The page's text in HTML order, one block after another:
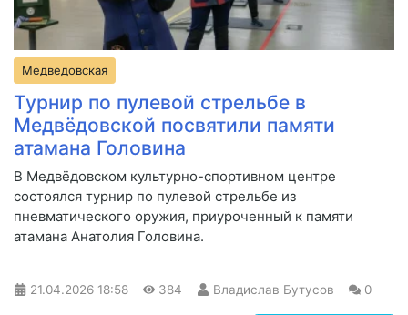
Медведовская
Турнир по пулевой стрельбе в
Медвёдовской посвятили памяти
атамана Головина
В Медвёдовском культурно-спортивном центре
состоялся турнир по пулевой стрельбе из
пневматического оружия, приуроченный к памяти
атамана Анатолия Головина.
21.04.2026 18:58 384 Владислав Бутусов 0